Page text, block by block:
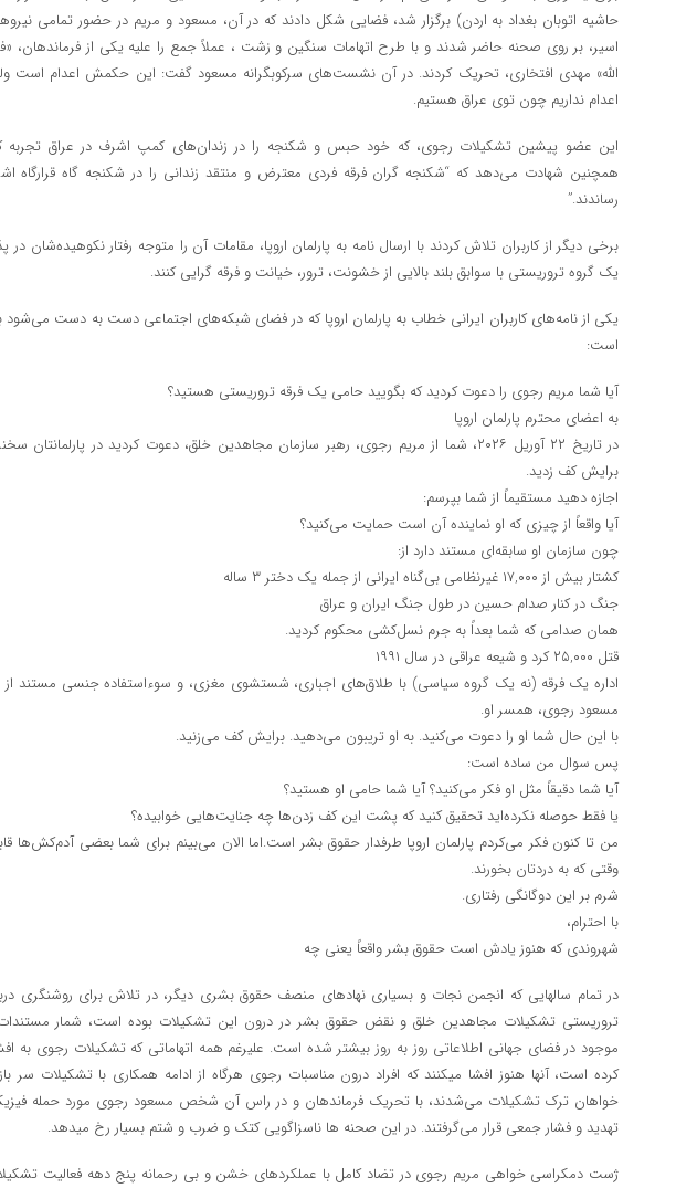
حاشیه اتوبان بغداد به اردن) برگزار شد، فضایی شکل دادند که در آن، مسعود و مریم در حضور تمامی
اسیر، بر روی صحنه حاضر شدند و با طرح اتهامات سنگین و زشت ، عملاً جمع را علیه یکی از فرماندهان،
الله» مهدی افتخاری، تحریک کردند. در آن نشست‌های سرکوبگرانه مسعود گفت: این حکمش اعدام است
اعدام نداریم چون توی عراق هستیم.
این عضو پیشین تشکیلات رجوی، که خود حبس و شکنجه را در زندان‌های کمپ اشرف در عراق تجربه
همچنین شهادت می‌دهد که “شکنجه گران فرقه فردی معترض و منتقد زندانی را در شکنجه گاه قرارگاه
رساندند.”
برخی دیگر از کاربران تلاش کردند با ارسال نامه به پارلمان اروپا، مقامات آن را متوجه رفتار نکوهیده‌شان در
یک گروه تروریستی با سوابق بلند بالایی از خشونت، ترور، خیانت و فرقه گرایی کنند.
یکی از نامه‌های کاربران ایرانی خطاب به پارلمان اروپا که در فضای شبکه‌های اجتماعی دست به دست می‌شود
است:
آیا شما مریم رجوی را دعوت کردید که بگویید حامی یک فرقه تروریستی هستید؟
به اعضای محترم پارلمان اروپا
در تاریخ ۲۲ آوریل ۲۰۲۶، شما از مریم رجوی، رهبر سازمان مجاهدین خلق، دعوت کردید در پارلمانتان
برایش کف زدید.
اجازه دهید مستقیماً از شما بپرسم:
آیا واقعاً از چیزی که او نماینده آن است حمایت می‌کنید؟
چون سازمان او سابقه‌ای مستند دارد از:
کشتار بیش از ۱۷,۰۰۰ غیرنظامی بی‌گناه ایرانی از جمله یک دختر ۳ ساله
جنگ در کنار صدام حسین در طول جنگ ایران و عراق
همان صدامی که شما بعداً به جرم نسل‌کشی محکوم کردید.
قتل ۲۵,۰۰۰ کرد و شیعه عراقی در سال ۱۹۹۱
اداره یک فرقه (نه یک گروه سیاسی) با طلاق‌های اجباری، شستشوی مغزی، و سوءاستفاده جنسی مستند
مسعود رجوی، همسر او.
با این حال شما او را دعوت می‌کنید. به او تریبون می‌دهید. برایش کف می‌زنید.
پس سوال من ساده است:
آیا شما دقیقاً مثل او فکر می‌کنید؟ آیا شما حامی او هستید؟
یا فقط حوصله نکرده‌اید تحقیق کنید که پشت این کف زدن‌ها چه جنایت‌هایی خوابیده؟
من تا کنون فکر می‌کردم پارلمان اروپا طرفدار حقوق بشر است.اما الان می‌بینم برای شما بعضی آدم‌کش‌ها
وقتی که به دردتان بخورند.
شرم بر این دوگانگی رفتاری.
با احترام،
شهروندی که هنوز یادش است حقوق بشر واقعاً یعنی چه
در تمام سالهایی که انجمن نجات و بسیاری نهادهای منصف حقوق بشری دیگر، در تلاش برای روشنگری
تروریستی تشکیلات مجاهدین خلق و نقض حقوق بشر در درون این تشکیلات بوده است، شمار
موجود در فضای جهانی اطلاعاتی روز به روز بیشتر شده است. علیرغم همه اتهاماتی که تشکیلات رجوی به
کرده است، آنها هنوز افشا میکنند که افراد درون مناسبات رجوی هرگاه از ادامه همکاری با تشکیلات سر
خواهان ترک تشکیلات می‌شدند، با تحریک فرماندهان و در راس آن شخص مسعود رجوی مورد حمله
تهدید و فشار جمعی قرار می‌گرفتند. در این صحنه ها ناسزاگویی کتک و ضرب و شتم بسیار رخ میدهد.
ژست دمکراسی خواهی مریم رجوی در تضاد کامل با عملکردهای خشن و بی رحمانه پنج دهه فعالیت